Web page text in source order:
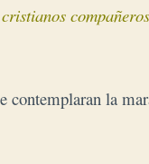
contemplaran la